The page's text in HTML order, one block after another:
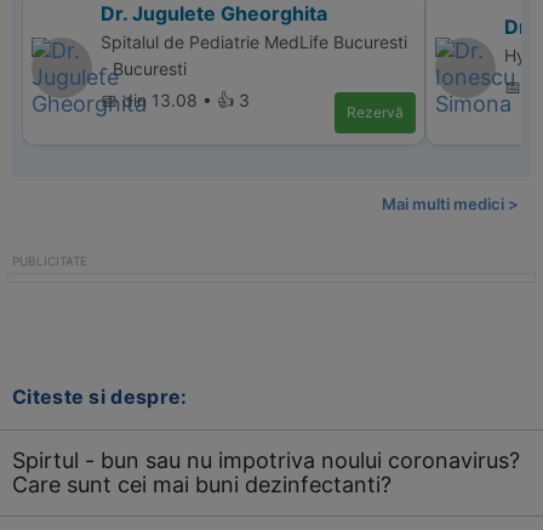
Dr. Jugulete Gheorghita
Spitalul de Pediatrie MedLife Bucuresti
- Bucuresti
📅 din 13.08 • 👍 3
Rezervă
Dr.
📅
Mai multi medici >
Citeste si despre:
Spirtul - bun sau nu impotriva noului coronavirus?
Care sunt cei mai buni dezinfectanti?